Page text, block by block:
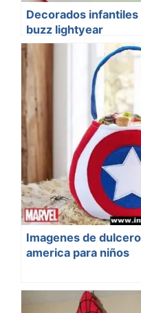
Decorados
buzz lightyear
Imagenes de
america para niños